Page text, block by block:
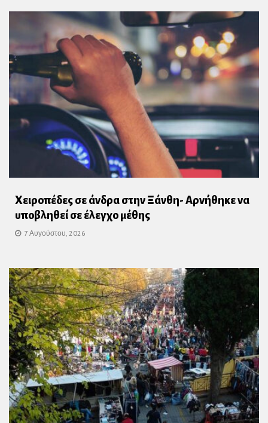
Χειροπέδες σε άνδρα στην Ξάνθη- Αρνήθηκε να
υποβληθεί σε έλεγχο μέθης
7 Αυγούστου, 2026